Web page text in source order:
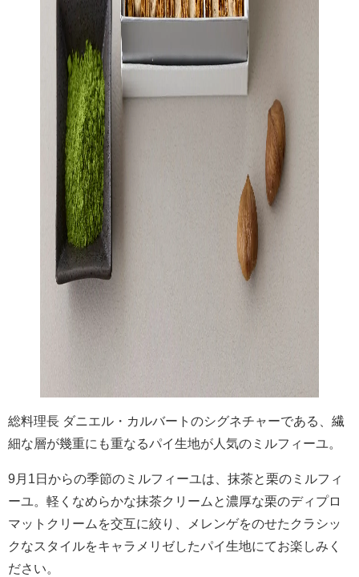
総料理長 ダニエル・カルバートのシグネチャーである、繊
細な層が幾重にも重なるパイ生地が人気のミルフィーユ。
9月1日からの季節のミルフィーユは、抹茶と栗のミルフィ
ーユ。軽くなめらかな抹茶クリームと濃厚な栗のディプロ
マットクリームを交互に絞り、メレンゲをのせたクラシッ
クなスタイルをキャラメリゼしたパイ生地にてお楽しみく
ださい。